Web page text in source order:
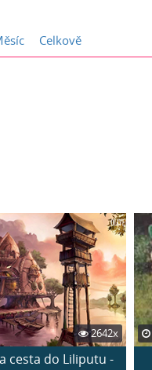
Celkově
2642x
cesta do Liliputu -